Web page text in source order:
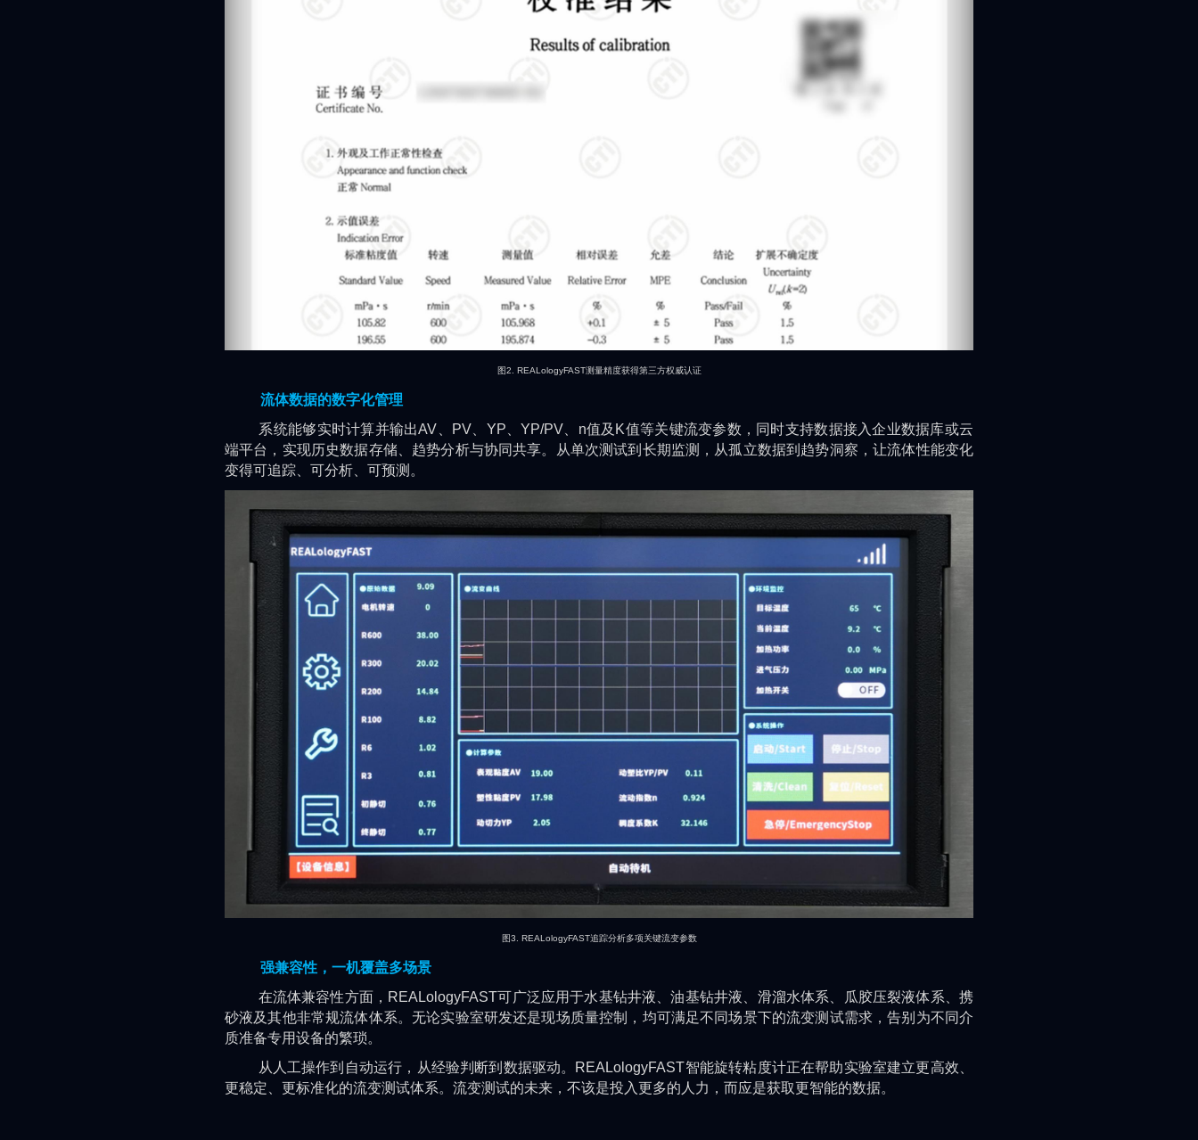
图2. REALologyFAST测量精度获得第三方权威认证
流体数据的数字化管理
系统能够实时计算并输出AV、PV、YP、YP/PV、n值及K值等关键流变参数，同时支持数据接入企业数据库或云
端平台，实现历史数据存储、趋势分析与协同共享。从单次测试到长期监测，从孤立数据到趋势洞察，让流体性能变化
变得可追踪、可分析、可预测。
图3. REALologyFAST追踪分析多项关键流变参数
强兼容性，一机覆盖多场景
在流体兼容性方面，REALologyFAST可广泛应用于水基钻井液、油基钻井液、滑溜水体系、瓜胶压裂液体系、携
砂液及其他非常规流体体系。无论实验室研发还是现场质量控制，均可满足不同场景下的流变测试需求，告别为不同介
质准备专用设备的繁琐。
从人工操作到自动运行，从经验判断到数据驱动。REALologyFAST智能旋转粘度计正在帮助实验室建立更高效、
更稳定、更标准化的流变测试体系。流变测试的未来，不该是投入更多的人力，而应是获取更智能的数据。